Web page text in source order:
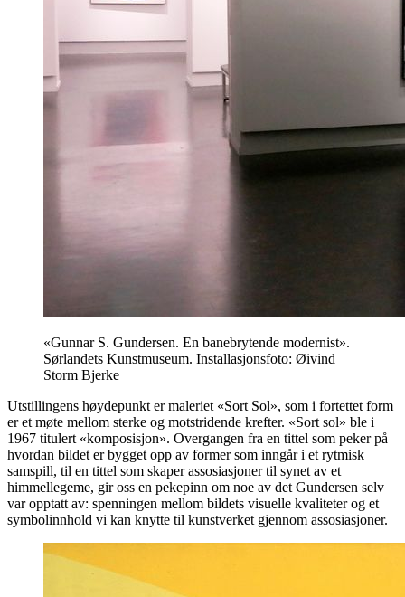
«Gunnar S. Gundersen. En banebrytende modernist».
Sørlandets Kunstmuseum. Installasjonsfoto: Øivind
Storm Bjerke
Utstillingens høydepunkt er maleriet «Sort Sol», som i fortettet form
er et møte mellom sterke og motstridende krefter. «Sort sol» ble i
1967 titulert «komposisjon». Overgangen fra en tittel som peker på
hvordan bildet er bygget opp av former som inngår i et rytmisk
samspill, til en tittel som skaper assosiasjoner til synet av et
himmellegeme, gir oss en pekepinn om noe av det Gundersen selv
var opptatt av: spenningen mellom bildets visuelle kvaliteter og et
symbolinnhold vi kan knytte til kunstverket gjennom assosiasjoner.